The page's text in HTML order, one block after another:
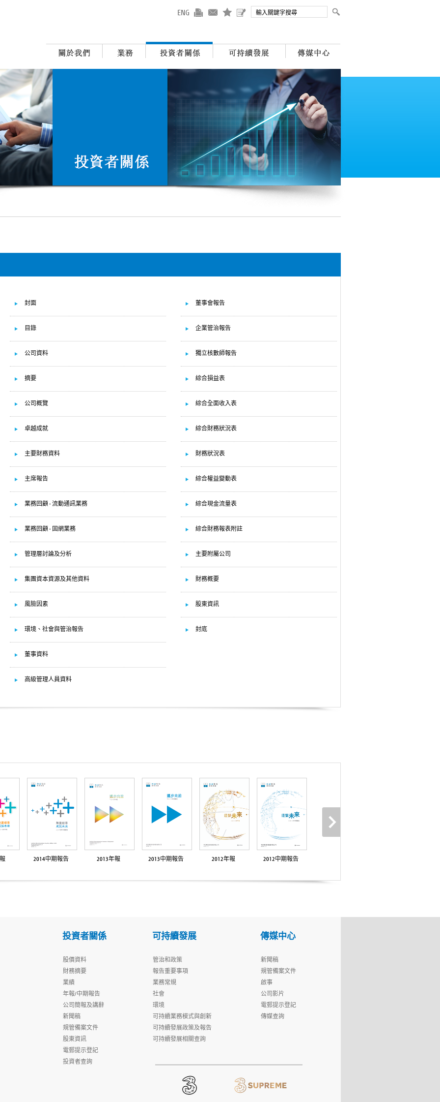
封面
目錄
公司資料
摘要
公司概覽
卓越成就
主要財務資料
主席報告
業務回顧 - 流動通訊業務
業務回顧 - 固網業務
管理層討論及分析
集團資本資源及其他資料
風險因素
環境、社會與管治報告
董事資料
高級管理人員資料
董事會報告
企業管治報告
獨立核數師報告
綜合損益表
綜合全面收入表
綜合財務狀況表
財務狀況表
綜合權益變動表
綜合現金流量表
綜合財務報表附註
主要附屬公司
財務概要
股東資訊
封底
2014中期報告 2013年報 2013中期報告 2012年報 2012中期報告
投資者關係
股價資料
財務摘要
業績
年報/中期報告
公司簡報及講辭
新聞稿
規管備案文件
股東資訊
電郵提示登記
投資者查詢
可持續發展
管治和政策
報告重要事項
業務常規
社會
環境
可持續業務模式與創新
可持續發展政策及報告
可持續發展相關查詢
傳媒中心
新聞稿
規管備案文件
啟事
公司影片
電郵提示登記
傳媒查詢